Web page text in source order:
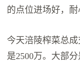
的点位进场好，耐
今天涪陵榨菜总
是2500万。大部